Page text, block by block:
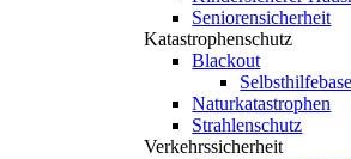
Seniorensicherheit
Katastrophenschutz
Blackout
Naturkatastrophen
Strahlenschutz
Verkehrssicherheit